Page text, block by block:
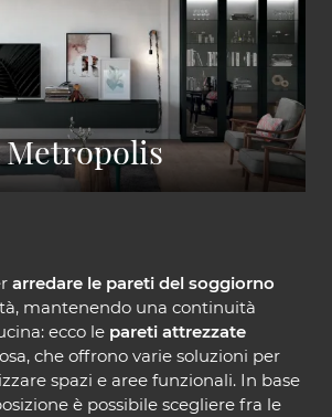
Metropolis
arredare le pareti del soggiorno
mantenendo una continuità
ecco le pareti attrezzate
che offrono varie soluzioni per
spazi e aree funzionali. In base
è possibile scegliere fra le